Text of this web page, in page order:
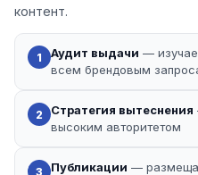
контент.
1 Аудит выдачи —
всем брендовым
2 Стратегия вытеснения
высоким авторитетом
3 Публикации —